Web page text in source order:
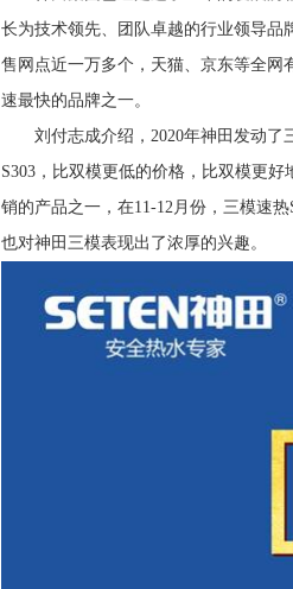
长为技术领先、团队卓越的行业领导品
售网点近一万多个，天猫、京东等全网
速最快的品牌之一。
刘付志成介绍，2020年神田发动了
S303，比双模更低的价格，比双模更
销的产品之一，在11-12月份，三模速
也对神田三模表现出了浓厚的兴趣。